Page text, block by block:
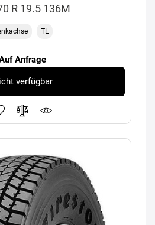
R 19.5 136M
TL
Anfrage
verfügbar